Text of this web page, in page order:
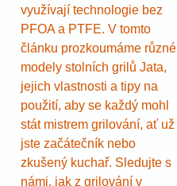
využívají technologie bez
PFOA a PTFE. V tomto
článku prozkoumáme různé
modely stolních grilů Jata,
jejich vlastnosti a tipy na
použití, aby se každý mohl
stát mistrem grilování, ať už
jste začátečník nebo
zkušený kuchař. Sledujte s
námi, jak z grilování v